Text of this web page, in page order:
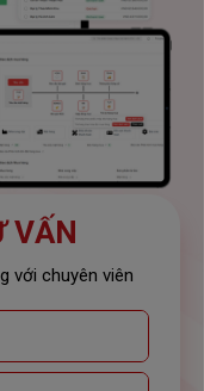
VẤN
với chuyên viên